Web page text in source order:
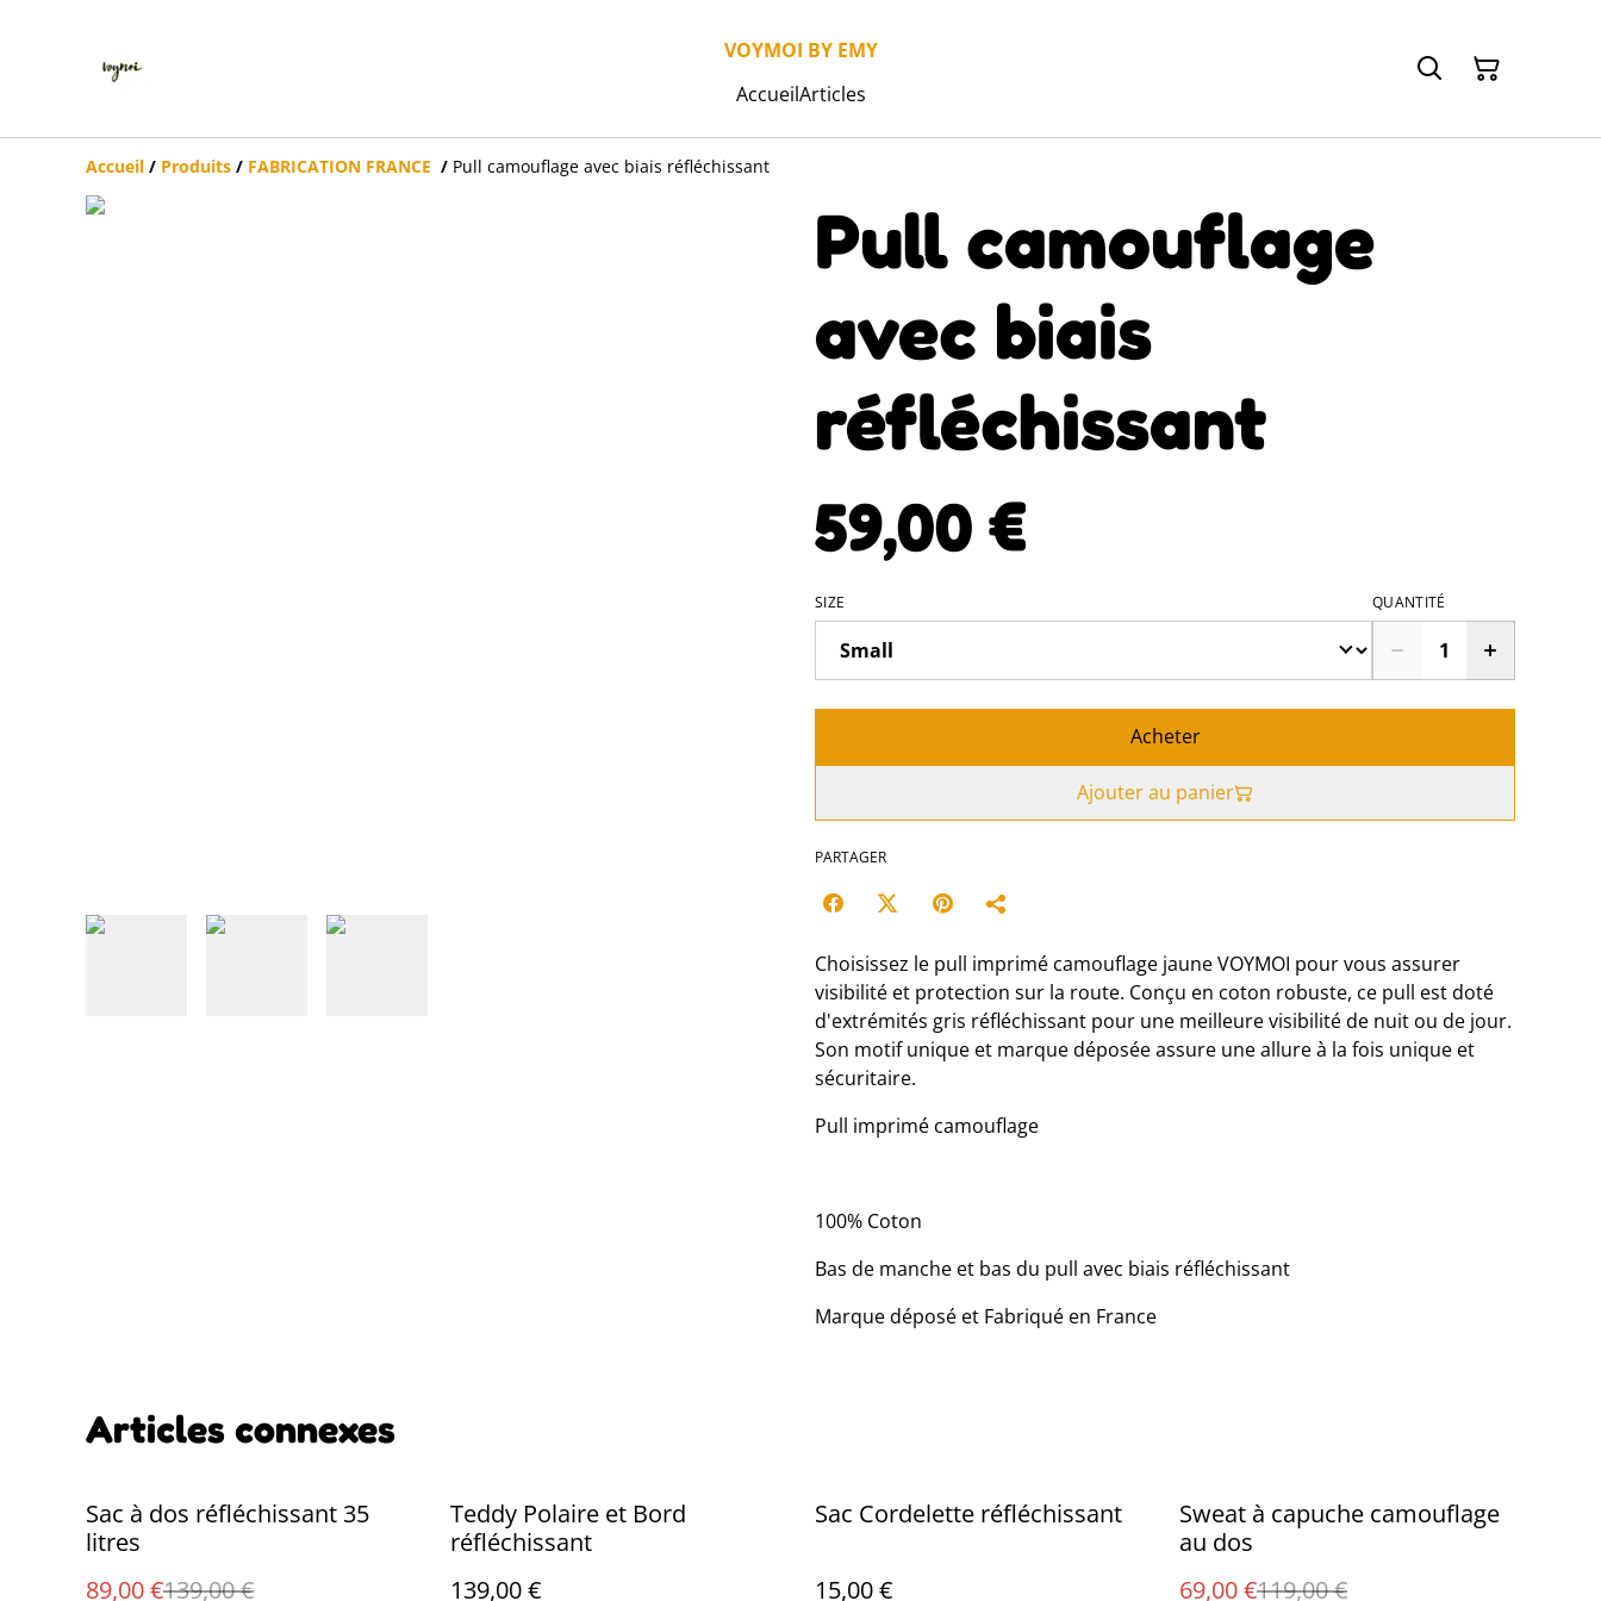
VOYMOI BY EMY
AccueilArticles
Accueil / Produits / FABRICATION FRANCE / Pull camouflage avec biais réfléchissant
Pull camouflage
avec biais
réfléchissant
59,00 €
SIZE QUANTITÉ
Acheter
Ajouter au panier
PARTAGER
Choisissez le pull imprimé camouflage jaune VOYMOI pour vous assurer
visibilité et protection sur la route. Conçu en coton robuste, ce pull est doté
d'extrémités gris réfléchissant pour une meilleure visibilité de nuit ou de jour.
Son motif unique et marque déposée assure une allure à la fois unique et
sécuritaire.
Pull imprimé camouflage
100% Coton
Bas de manche et bas du pull avec biais réfléchissant
Marque déposé et Fabriqué en France
Articles connexes
%
Sac à dos réfléchissant 35
litres
89,00 €139,00 €
Teddy Polaire et Bord
réfléchissant
139,00 €
Sac Cordelette réfléchissant
15,00 €
%
Sweat à capuche camouflage
au dos
69,00 €119,00 €